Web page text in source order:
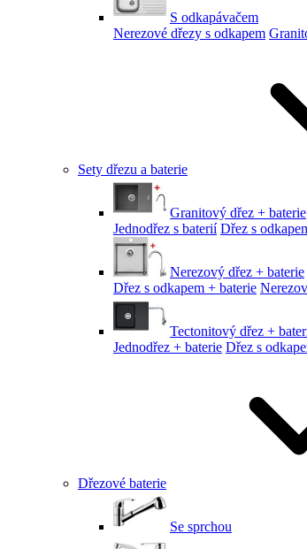
S odkapávačem
Nerezové dřezy s odkapem
Sety dřezu a baterie
Granitový dřez + baterie
Jednodřez s baterií Dřez s
Nerezový dřez + baterie
Dřez s odkapem + baterie
Tectonitový dřez +
Jednodřez + baterie Dřez s
Dřezové baterie
Se sprchou